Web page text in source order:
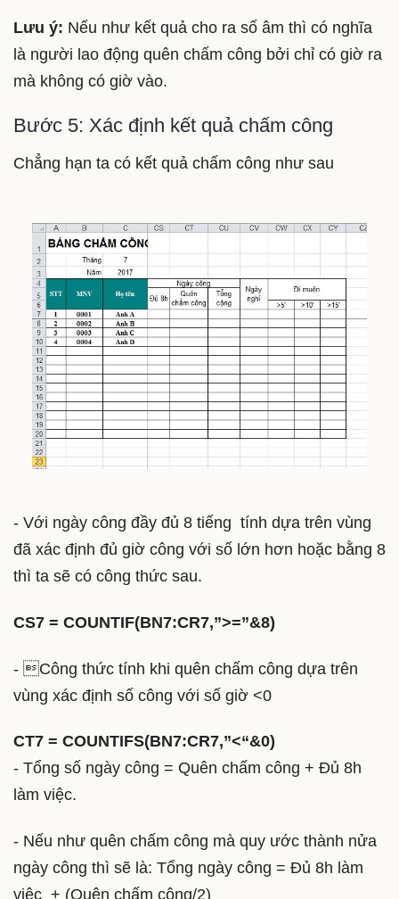
Lưu ý: Nếu như kết quả cho ra số âm thì có nghĩa
là người lao động quên chấm công bởi chỉ có giờ ra
mà không có giờ vào.
Bước 5: Xác định kết quả chấm công
Chẳng hạn ta có kết quả chấm công như sau
- Với ngày công đầy đủ 8 tiếng tính dựa trên vùng
đã xác định đủ giờ công với số lớn hơn hoặc bằng 8
thì ta sẽ có công thức sau.
CS7 = COUNTIF(BN7:CR7,”>=”&8)
- Công thức tính khi quên chấm công dựa trên
vùng xác định số công với số giờ <0
CT7 = COUNTIFS(BN7:CR7,”<“&0)
- Tổng số ngày công = Quên chấm công + Đủ 8h
làm việc.
- Nếu như quên chấm công mà quy ước thành nửa
ngày công thì sẽ là: Tổng ngày công = Đủ 8h làm
việc + (Quên chấm công/2)